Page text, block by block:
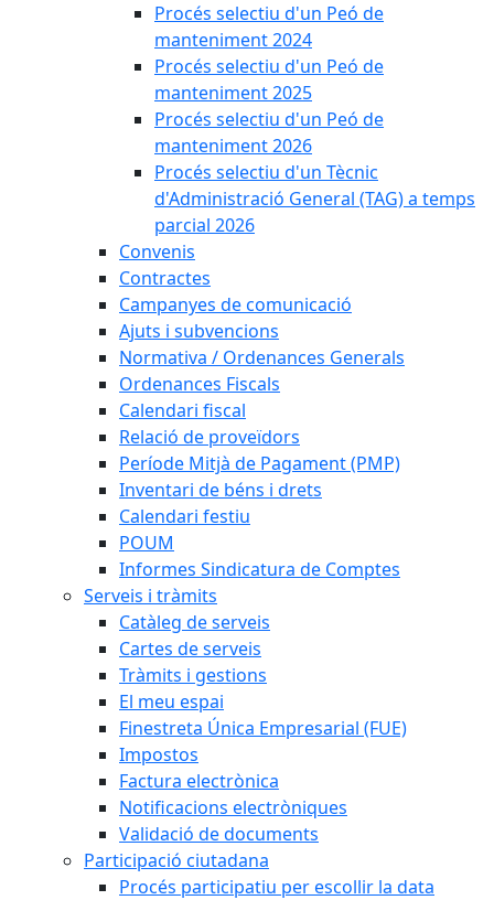
Procés selectiu d'un Peó de
manteniment 2024
Procés selectiu d'un Peó de
manteniment 2025
Procés selectiu d'un Peó de
manteniment 2026
Procés selectiu d'un Tècnic
d'Administració General (TAG) a temps
parcial 2026
Convenis
Contractes
Campanyes de comunicació
Ajuts i subvencions
Normativa / Ordenances Generals
Ordenances Fiscals
Calendari fiscal
Relació de proveïdors
Període Mitjà de Pagament (PMP)
Inventari de béns i drets
Calendari festiu
POUM
Informes Sindicatura de Comptes
Serveis i tràmits
Catàleg de serveis
Cartes de serveis
Tràmits i gestions
El meu espai
Finestreta Única Empresarial (FUE)
Impostos
Factura electrònica
Notificacions electròniques
Validació de documents
Participació ciutadana
Procés participatiu per escollir la data